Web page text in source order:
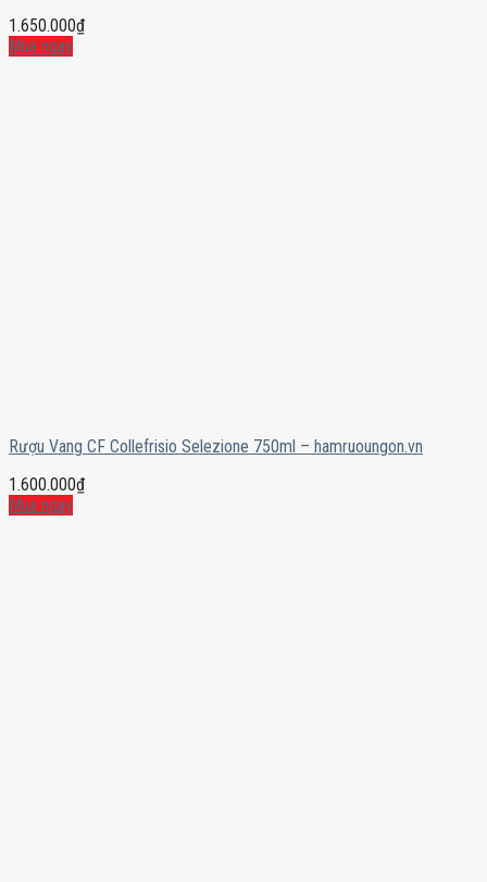
1.650.000₫
Mua ngay
Rượu Vang CF Collefrisio Selezione 750ml – hamruoungon.vn
1.600.000₫
Mua ngay